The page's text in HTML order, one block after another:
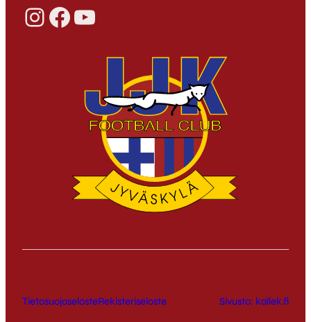
InstagramFacebook YouTube
TietosuojaselosteRekisteriseloste Sivusto: kallek.fi